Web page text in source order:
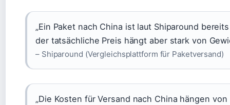
„Ein Paket nach China ist laut Shiparound
der tatsächliche Preis hängt aber stark von
– Shiparound (Vergleichsplattform für Paketversand)
„Die Kosten für Versand nach China hängen